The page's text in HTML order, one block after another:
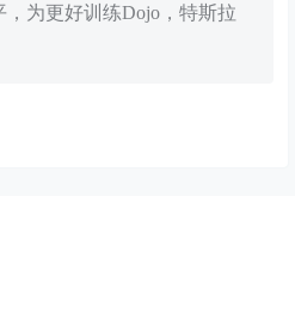
，为更好训练Dojo，特斯拉